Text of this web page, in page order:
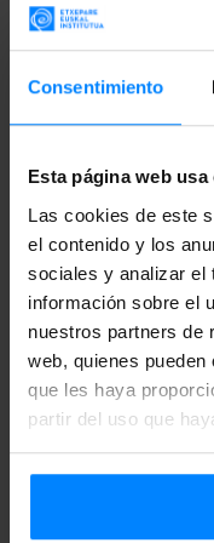
Consentimiento
Esta página web usa
Las cookies de este
el contenido y los
sociales y analizar el
información sobre el
nuestros partners de
web, quienes
que les haya
partir del uso que
Sarasola. La antología
sencillas hasta otras
Pablo Sorozábal o
han sido sometidas a
coordinación del
AHAIRE ha sido
Instituto Vasco
UPV/EHU y de la
con la colaboración
la Música y del